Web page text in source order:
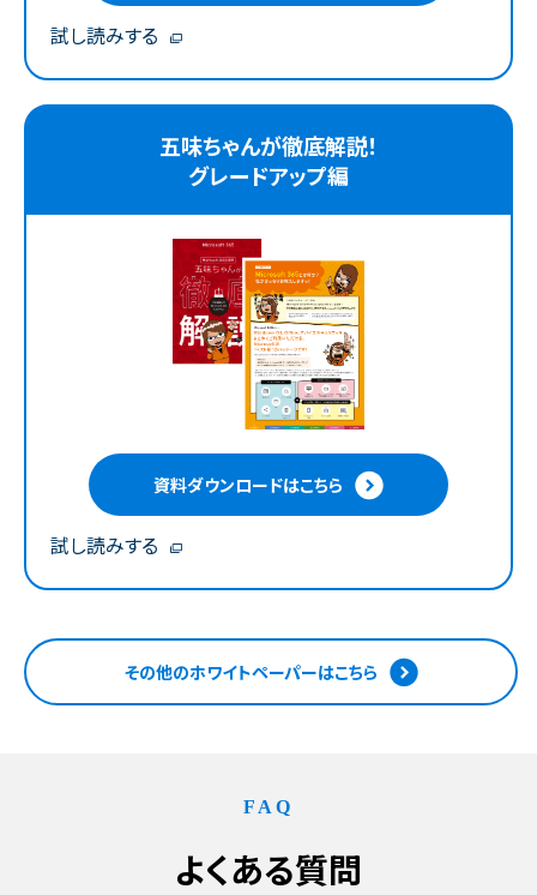
試し読みする
五味ちゃんが徹底解説！
グレードアップ編
資料ダウンロードはこちら
試し読みする
その他のホワイトペーパーはこちら
FAQ
よくある質問